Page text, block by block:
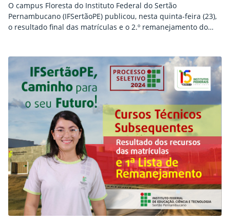
O campus Floresta do Instituto Federal do Sertão
Pernambucano (IFSertãoPE) publicou, nesta quinta-feira (23),
o resultado final das matrículas e o 2.º remanejamento do
duas vagas remanescentes para o curso técnico em
Agropecuária e mais duas para o técnico em Informática,
ambos no turno vespertino.